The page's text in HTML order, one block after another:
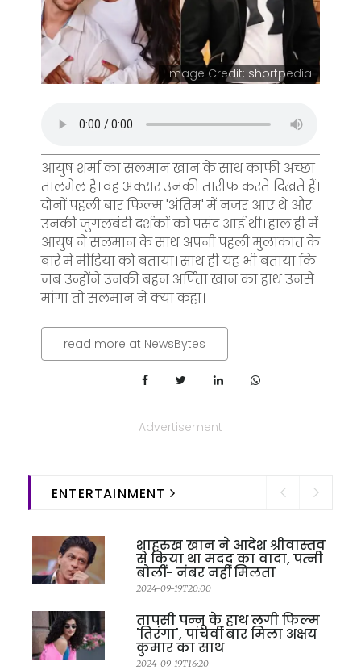
Image Credit: shortpedia
आयुष शर्मा का सलमान खान के साथ काफी अच्छा
तालमेल है। वह अक्सर उनकी तारीफ करते दिखते हैं।
दोनों पहली बार फिल्म 'अंतिम' में नजर आए थे और
उनकी जुगलबंदी दर्शकों को पसंद आई थी। हाल ही में
आयुष ने सलमान के साथ अपनी पहली मुलाकात के
बारे में मीडिया को बताया। साथ ही यह भी बताया कि
जब उन्होंने उनकी बहन अर्पिता खान का हाथ उनसे
मांगा तो सलमान ने क्या कहा।
read more at NewsBytes
Advertisement
ENTERTAINMENT
शाहरुख खान ने आदेश श्रीवास्तव
से किया था मदद का वादा, पत्नी
बोलीं- नंबर नहीं मिलता
2024-09-19T20:00
तापसी पन्नू के हाथ लगी फिल्म
'तिरंगा', पांचवीं बार मिला अक्षय
कुमार का साथ
2024-09-19T16:20